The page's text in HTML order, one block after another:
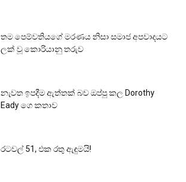
තම පෙම්වතියගේ මරණය නිසා සමාජ අපවාදයට
ලක් වූ කොරියානු තරුව
නැවත ඉපදීම ඇත්තක් බව ඔප්පු කල Dorothy
Eady ගෙ කතාව
රටවල් 51, එක රතු ඇඳුමයි!